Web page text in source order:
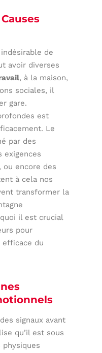
de
avoir diverses
, à la maison,
sociales, il
gare.
est
Le
par des
exigences
ou encore des
à cela nos
transformer la
il est crucial
pour
efficace du
signaux avant
qu’il est sous
physiques